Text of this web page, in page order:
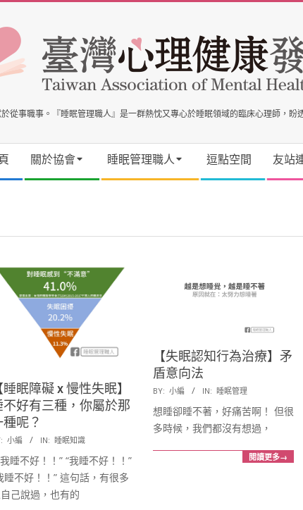
於從事職事。『睡眠管理職人』是一群熱忱又專心於睡眠領域的臨床心理師，
關於協會 睡眠管理職人 逗點空間 友站
睡眠障礙 x 慢性失眠】
不好有三種，你屬於那
種呢？
小編 IN: 睡眠知識
睡不好！！” “我睡不好！！”
睡不好！！” 這句話，有很多
己說過，也有的
【失眠認知行為治療】矛
盾意向法
2017-
09-
15
BY: 小編 IN: 睡眠管理
想睡卻睡不著，好痛苦啊！ 但很
多時候，我們都沒有想過，
閱讀更多→